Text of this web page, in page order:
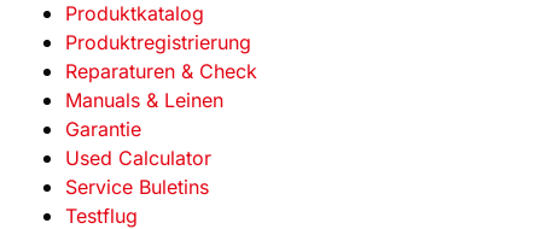
Produktkatalog
Produktregistrierung
Reparaturen & Check
Manuals & Leinen
Garantie
Used Calculator
Service Buletins
Testflug